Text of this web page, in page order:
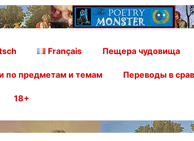
Français Пещера чудовища
по предметам и темам Переводы в
18+